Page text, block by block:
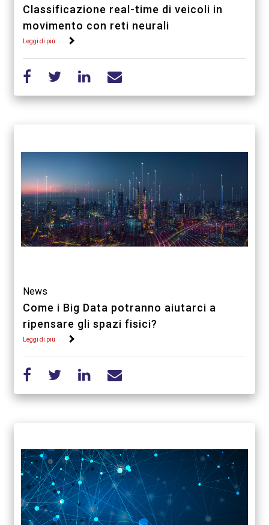
Classificazione real-time di veicoli in
movimento con reti neurali
Leggi di più
News
Come i Big Data potranno aiutarci a
ripensare gli spazi fisici?
Leggi di più